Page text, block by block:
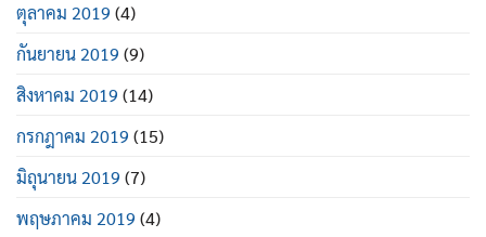
ตุลาคม 2019 (4)
กันยายน 2019 (9)
สิงหาคม 2019 (14)
กรกฎาคม 2019 (15)
มิถุนายน 2019 (7)
พฤษภาคม 2019 (4)